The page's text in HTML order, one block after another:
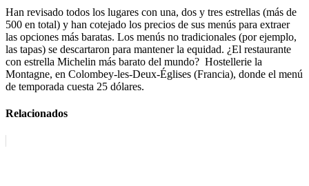
Han revisado todos los lugares con una, dos y tres estrellas (más de
500 en total) y han cotejado los precios de sus menús para extraer
las opciones más baratas. Los menús no tradicionales (por ejemplo,
las tapas) se descartaron para mantener la equidad. ¿El restaurante
con estrella Michelin más barato del mundo? Hostellerie la
Montagne, en Colombey-les-Deux-Églises (Francia), donde el menú
de temporada cuesta 25 dólares.
Relacionados